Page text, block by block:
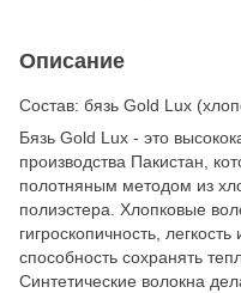
Описание
Состав: бязь Gold Lux
Бязь Gold Lux - это
производства Пакистан,
полотняным методом из
полиэстера. Хлопковые
гигроскопичность,
способность сохранять
Синтетические волокна